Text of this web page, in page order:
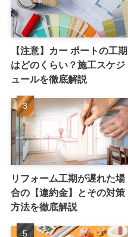
【注意】カー ポートの工期
はどのくらい？施工スケジ
ュールを徹底解説
リフォーム工期が遅れた場
合の【違約金】とその対策
方法を徹底解説